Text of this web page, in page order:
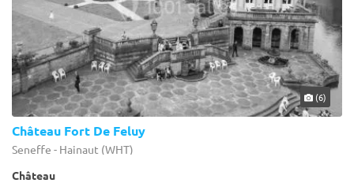
(6)
Château Fort De Feluy
Seneffe - Hainaut (WHT)
Château